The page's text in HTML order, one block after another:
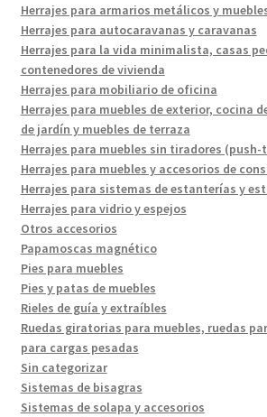
Herrajes para armarios metálicos y
Herrajes para autocaravanas y caravanas
Herrajes para la vida minimalista, casas
contenedores de vivienda
Herrajes para mobiliario de oficina
Herrajes para muebles de exterior, cocina
de jardín y muebles de terraza
Herrajes para muebles sin tiradores (push-
Herrajes para muebles y accesorios de
Herrajes para sistemas de estanterías y
Herrajes para vidrio y espejos
Otros accesorios
Papamoscas magnético
Pies para muebles
Pies y patas de muebles
Rieles de guía y extraíbles
Ruedas giratorias para muebles, ruedas
para cargas pesadas
Sin categorizar
Sistemas de bisagras
Sistemas de solapa y accesorios